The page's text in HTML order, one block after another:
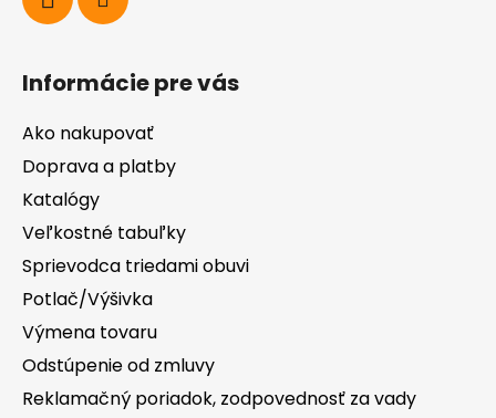
Informácie pre vás
Ako nakupovať
Doprava a platby
Katalógy
Veľkostné tabuľky
Sprievodca triedami obuvi
Potlač/Výšivka
Výmena tovaru
Odstúpenie od zmluvy
Reklamačný poriadok, zodpovednosť za vady